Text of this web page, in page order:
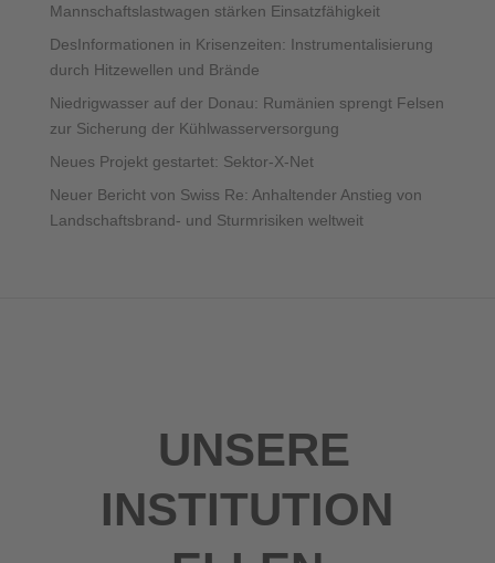
Mannschaftslastwagen stärken Einsatzfähigkeit
DesInformationen in Krisenzeiten: Instrumentalisierung
durch Hitzewellen und Brände
Niedrigwasser auf der Donau: Rumänien sprengt Felsen
zur Sicherung der Kühlwasserversorgung
Neues Projekt gestartet: Sektor-X-Net
Neuer Bericht von Swiss Re: Anhaltender Anstieg von
Landschaftsbrand- und Sturmrisiken weltweit
UNSERE
INSTITUTION